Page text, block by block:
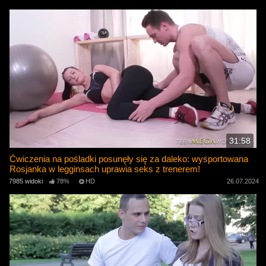
31:58
Ćwiczenia na pośladki posunęły się za daleko: wysportowana
Rosjanka w legginsach uprawia seks z trenerem!
7985 widoki 78% HD 26.07.2024